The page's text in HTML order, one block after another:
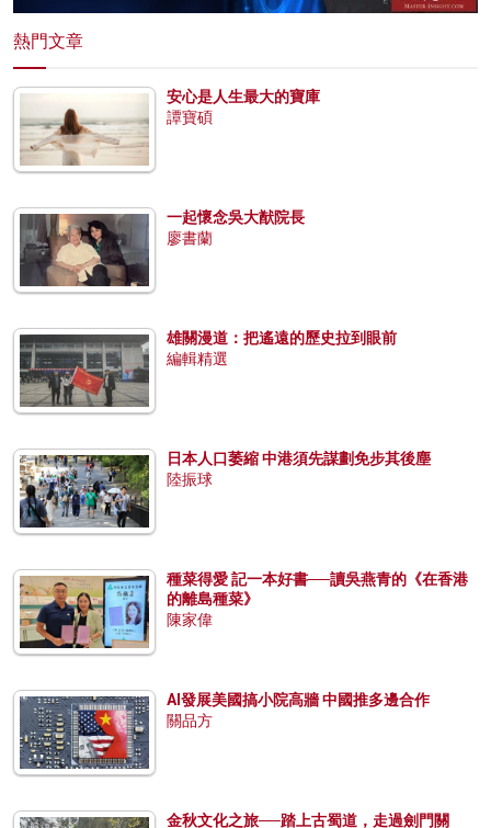
熱門文章
安心是人生最大的寶庫
譚寶碩
一起懷念吳大猷院長
廖書蘭
雄關漫道：把遙遠的歷史拉到眼前
編輯精選
日本人口萎縮 中港須先謀劃免步其後塵
陸振球
種菜得愛 記一本好書──讀吳燕青的《在香港
的離島種菜》
陳家偉
AI發展美國搞小院高牆 中國推多邊合作
關品方
金秋文化之旅──踏上古蜀道，走過劍門關